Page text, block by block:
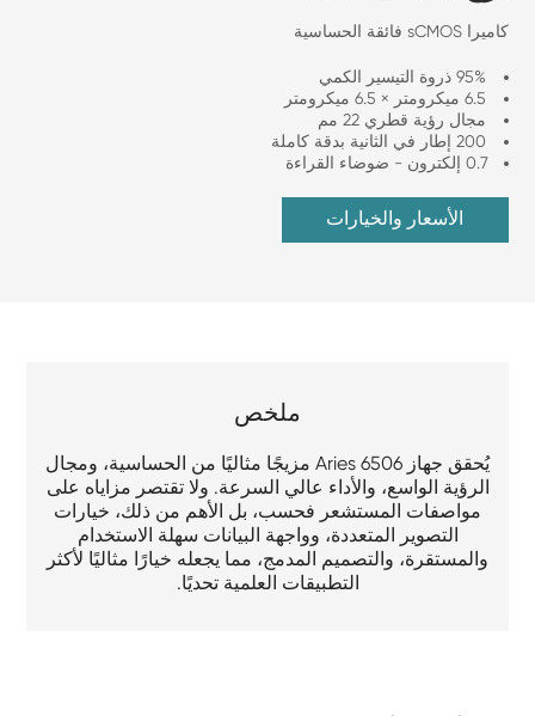
كاميرا sCMOS فائقة الحساسية
95% ذروة التيسير الكمي
6.5 ميكرومتر × 6.5 ميكرومتر
مجال رؤية قطري 22 مم
200 إطار في الثانية بدقة كاملة
0.7 إلكترون - ضوضاء القراءة
الأسعار والخيارات
ملخص
يُحقق جهاز Aries 6506 مزيجًا مثاليًا من الحساسية، ومجال
الرؤية الواسع، والأداء عالي السرعة. ولا تقتصر مزاياه على
مواصفات المستشعر فحسب، بل الأهم من ذلك، خيارات
التصوير المتعددة، وواجهة البيانات سهلة الاستخدام
والمستقرة، والتصميم المدمج، مما يجعله خيارًا مثاليًا لأكثر
التطبيقات العلمية تحديًا.